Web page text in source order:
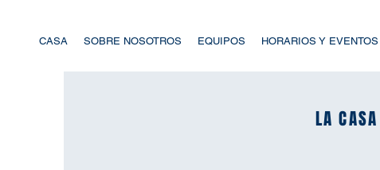
CASA SOBRE NOSOTROS EQUIPOS HORARIOS Y EVENTOS
LA
LA